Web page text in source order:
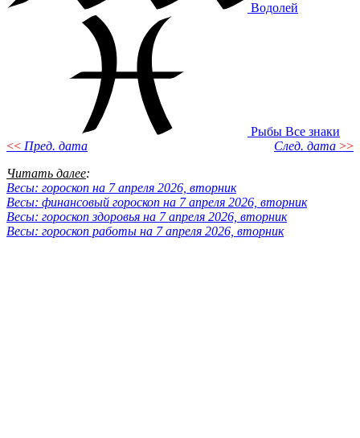
Водолей
Рыбы Все знаки
<< Пред. дата След. дата >>
Читать далее:
Весы: гороскоп на 7 апреля 2026, вторник
Весы: финансовый гороскоп на 7 апреля 2026, вторник
Весы: гороскоп здоровья на 7 апреля 2026, вторник
Весы: гороскоп работы на 7 апреля 2026, вторник